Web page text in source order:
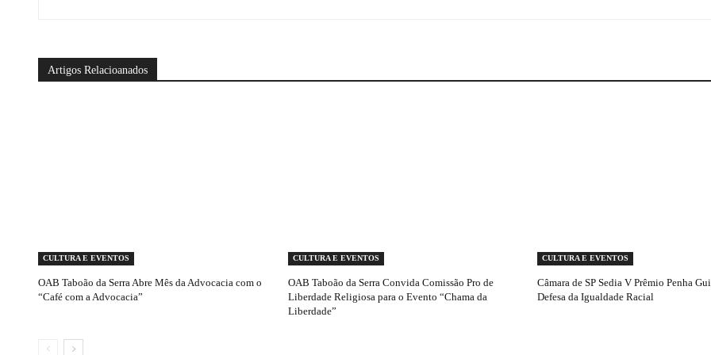
Artigos Relacioanados
CULTURA E EVENTOS
OAB Taboão da Serra Abre Mês da Advocacia com o
“Café com a Advocacia”
CULTURA E EVENTOS
OAB Taboão da Serra Convida Comissão Pro de
Liberdade Religiosa para o Evento “Chama da
Liberdade”
CULTURA E EVENTOS
Câmara de SP Sedia V Prêmio Penha
Defesa da Igualdade Racial